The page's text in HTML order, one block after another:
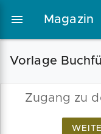
Magazin
Vorlage
Zugang zu